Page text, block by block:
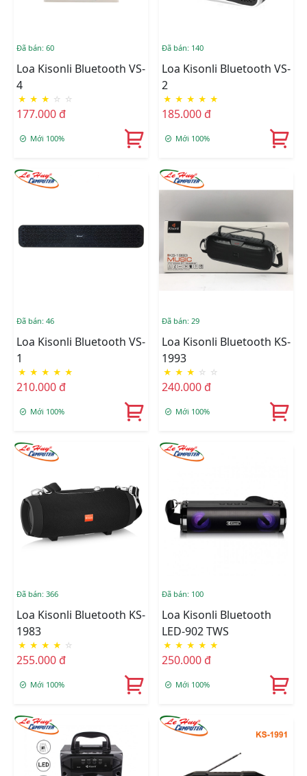
Đã bán: 60
Loa Kisonli Bluetooth VS-
4
★ ★ ★ ☆ ☆
177.000 đ
Mới 100%
Đã bán: 140
Loa Kisonli Bluetooth VS-
2
★ ★ ★ ★ ★
185.000 đ
Mới 100%
Đã bán: 46
Loa Kisonli Bluetooth VS-
1
★ ★ ★ ★ ★
210.000 đ
Mới 100%
Đã bán: 29
Loa Kisonli Bluetooth KS-
1993
★ ★ ★ ☆ ☆
240.000 đ
Mới 100%
Đã bán: 366
Loa Kisonli Bluetooth KS-
1983
★ ★ ★ ★ ☆
255.000 đ
Mới 100%
Đã bán: 100
Loa Kisonli Bluetooth
LED-902 TWS
★ ★ ★ ★ ★
250.000 đ
Mới 100%